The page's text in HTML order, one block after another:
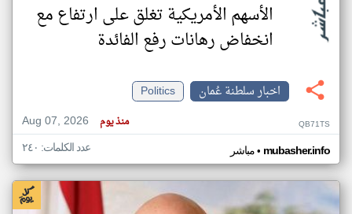
الأسهم الأمريكية تغلق على ارتفاع مع
انخفاض رهانات رفع الفائدة
اخبار سلطنة عُمان
Politics
Aug 07, 2026
منذ يوم QB71TS
مباشر• mubasher.info عدد الكلمات: ٢٤٠